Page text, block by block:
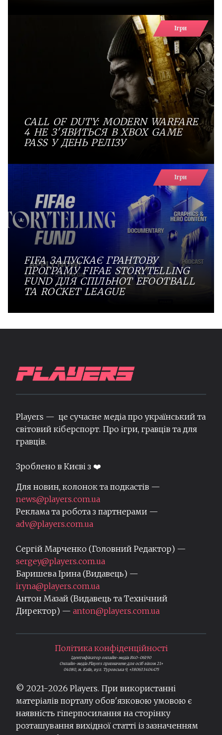
Ігри
CALL OF DUTY: MODERN WARFARE
4 НЕ З'ЯВИТЬСЯ В XBOX GAME
PASS У ДЕНЬ РЕЛІЗУ
Ігри
FIFA ЗАПУСКАЄ ГРАНТОВУ
ПРОГРАМУ FIFAE STORYTELLING
FUND ДЛЯ СПІЛЬНОТ EFOOTBALL
ТА ROCKET LEAGUE
Players — це сучасне медіа про український та
світовий кіберспорт. Про ігри, гравців та для
гравців.
Зроблено в Києві з ❤️
Для новин, колонок та подкастів —
news@players.com.ua
Реклама та робота з партнерами —
adv@players.com.ua
Сергій Марченко (Головний Редактор) —
sergey@players.com.ua
Баришева Ірина (Видавець) —
iryna@players.com.ua
Антон Мазай (Видавець та Технічний
Директор) — anton@players.com.ua
Політика конфіденційності
Ідентифікатор онлайн-медіа R40-06190
Онлайн-медіа Players призначене для осіб віком 21+
04080, м. Київ, вул. Туровська 9, +380633404475
© 2021-2026 Players. При використанні
матеріалів порталу обов'язковою умовою є
наявність гіперпосилання на сторінку
розташування вихідної статті із зазначенням